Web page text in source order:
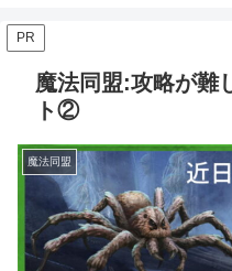
PR
魔法同盟:攻略が難
ト②
魔法同盟